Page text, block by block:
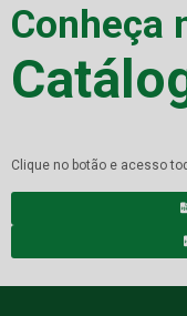
Conheça
Clique no botão e acesso